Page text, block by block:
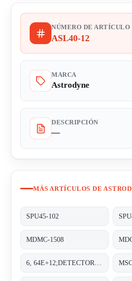
NÚMERO DE ARTÍCULO
ASL40-12
MARCA
Astrodyne
DESCRIPCIÓN
—
MÁS ARTÍCULOS DE
SPU45-102
MDMC-1508